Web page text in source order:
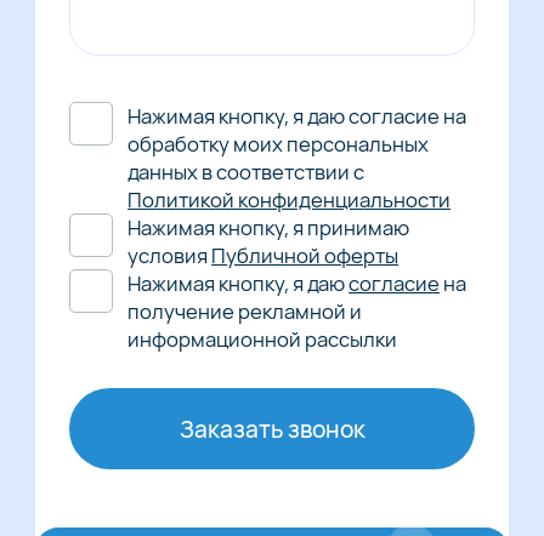
Нажимая кнопку, я даю согласие на
обработку моих персональных
данных в соответствии с
Политикой конфиденциальности
Нажимая кнопку, я принимаю
условия Публичной оферты
Нажимая кнопку, я даюсогласие на
получение рекламной и
информационной рассылки
Заказать звонок